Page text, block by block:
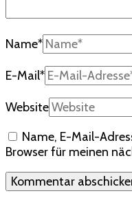
Name*
E-Mail*
Website
Name, E-Mail-
Browser für meinen